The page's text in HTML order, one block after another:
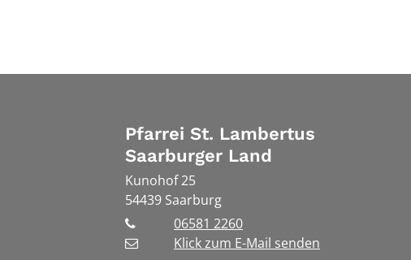
Pfarrei St. Lambertus
Saarburger Land
Kunohof 25
54439 Saarburg
06581 2260
Klick zum E-Mail senden